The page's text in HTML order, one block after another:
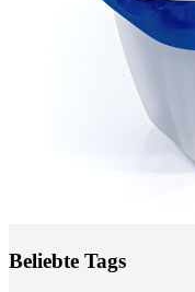
Beliebte Tags